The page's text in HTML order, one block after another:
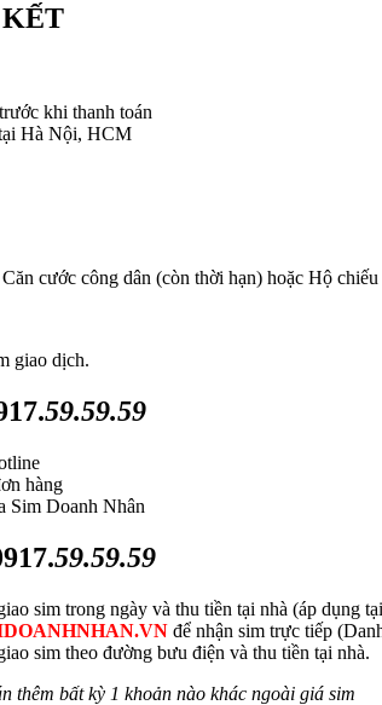
khi thanh toán
Hà Nội, HCM
cước công dân (còn thời hạn) hoặc Hộ chiếu
giao dịch.
59.59.59
hàng
Sim Doanh Nhân
59.59.59
sim trong ngày và thu tiền tại nhà (áp dụng
để nhận sim trực tiếp
sim theo đường bưu điện và thu tiền tại nhà.
thêm bất kỳ 1 khoản nào khác ngoài giá sim